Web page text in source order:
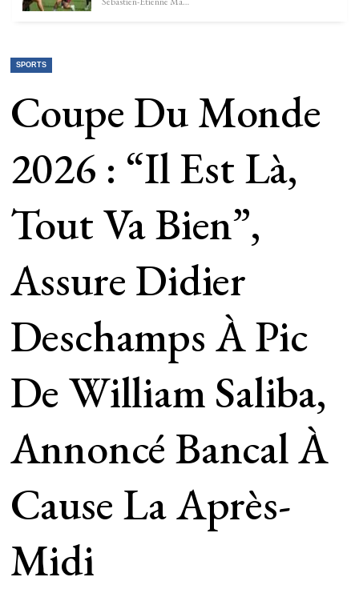
SPORTS
Coupe Du Monde
2026 : “Il Est Là,
Tout Va Bien”,
Assure Didier
Deschamps À Pic
De William Saliba,
Annoncé Bancal À
Cause La Après-
Midi